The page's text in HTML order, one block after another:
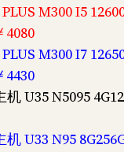
M300 I5
4080
M300 I7
4430
U35 N5095
U33 N95